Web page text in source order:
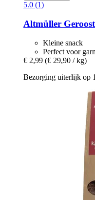
5.0 (1)
Altmüller
Kleine snack
Perfect voor
€ 2,99 (€ 29,90 / kg)
Bezorging uiterlijk op